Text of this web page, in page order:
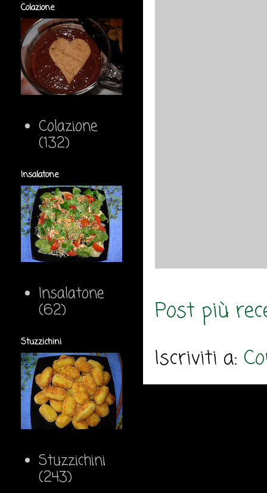
Post più
Iscriviti a:
Colazione
Colazione
(132)
Insalatone
Insalatone
(62)
Stuzzichini
Stuzzichini
(243)